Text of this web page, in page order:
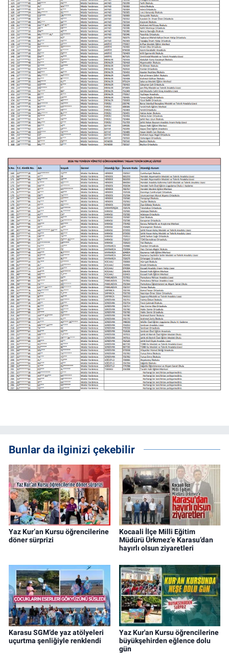
Bunlar da ilginizi çekebilir
Yaz Kur’an Kursu öğrencilerine
döner sürprizi
Kocaali İlçe Milli Eğitim
Müdürü Ürkmez’e Karasu’dan
hayırlı olsun ziyaretleri
Karasu SGM’de yaz atölyeleri
uçurtma şenliğiyle renklendi
Yaz Kur'an Kursu öğrencilerine
büyükşehirden eğlence dolu
gün